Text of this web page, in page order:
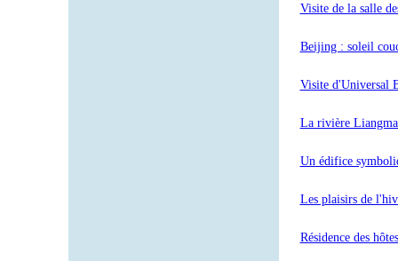
Visite de la salle
Beijing : soleil
Visite d'Universal
La rivière
Un édifice
Les plaisirs de
Résidence des